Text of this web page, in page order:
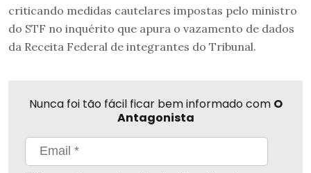
criticando medidas cautelares impostas pelo ministro
do STF no inquérito que apura o vazamento de dados
da Receita Federal de integrantes do Tribunal.
Nunca foi tão fácil ficar bem informado com O
Antagonista